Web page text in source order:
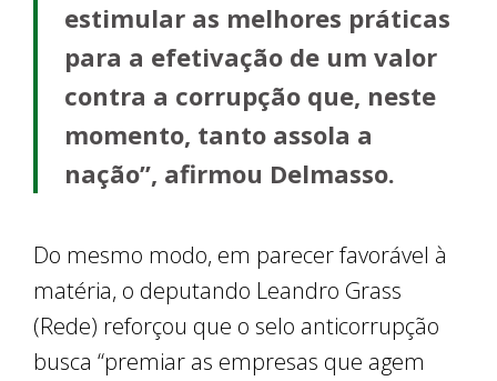
estimular as melhores práticas
para a efetivação de um valor
contra a corrupção que, neste
momento, tanto assola a
nação”, afirmou Delmasso.
Do mesmo modo, em parecer favorável à
matéria, o deputando Leandro Grass
(Rede) reforçou que o selo anticorrupção
busca “premiar as empresas que agem